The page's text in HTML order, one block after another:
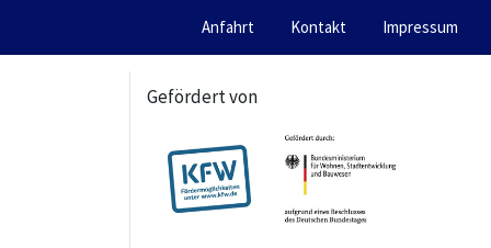
Anfahrt Kontakt Impressum
Gefördert von